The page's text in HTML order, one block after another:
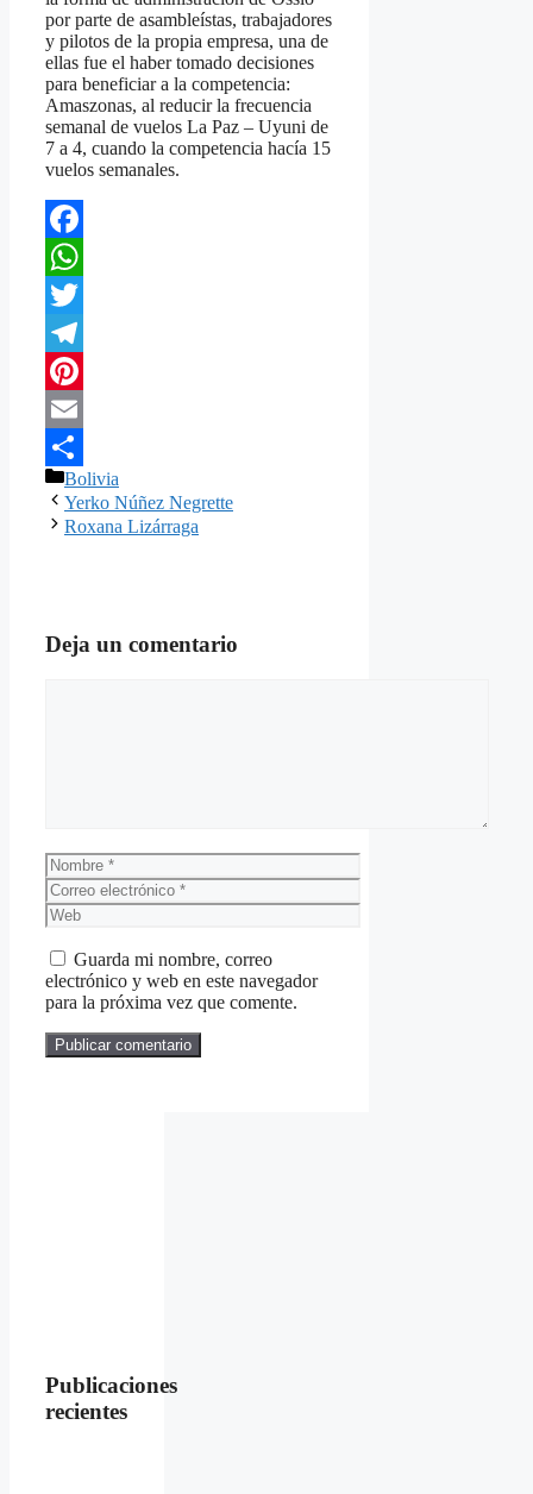
por parte de asambleístas, trabajadores
y pilotos de la propia empresa, una de
ellas fue el haber tomado decisiones
para beneficiar a la competencia:
Amaszonas, al reducir la frecuencia
semanal de vuelos La Paz – Uyuni de
7 a 4, cuando la competencia hacía 15
vuelos semanales.
Facebook
WhatsApp
Twitter
Telegram
Pinterest
Email
Compartir
Categorías
Bolivia
Yerko Núñez Negrette
Roxana Lizárraga
Deja un comentario
Nombre
Correo
electrónico
Web
Guarda mi nombre, correo
electrónico y web en este navegador
para la próxima vez que comente.
Publicaciones
recientes